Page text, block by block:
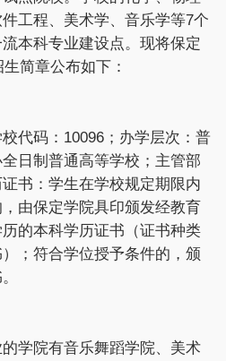
工程、美术学、音乐学等7个
本科专业建设点。现将保定
简章公布如下：
代码：10096；办学层次：普
日制普通高等学校；主管部
书：学生在学校规定期限内
由保定学院具印颁发经教育
的本科学历证书（证书种类
；符合学位授予条件的，颁
学院有音乐舞蹈学院、美术